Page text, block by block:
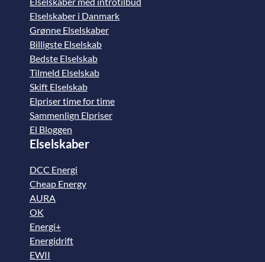
Elselskaber i Danmark
Grønne Elselskaber
Billigste Elselskab
Bedste Elselskab
Tilmeld Elselskab
Skift Elselskab
Elpriser time for time
Sammenlign Elpriser
El Bloggen
Elselskaber
DCC Energi
Cheap Energy
AURA
OK
Energi+
Energidrift
EWII